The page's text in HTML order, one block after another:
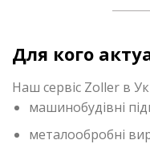
Для кого
Наш сервіс Zoller в
машинобудівні
металообробні